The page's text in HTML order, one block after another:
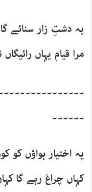
یہ دشتِ زار سنائے
مرا قیام یہاں
۔۔۔۔۔۔
یہ اختیار ہواؤں کو
کہاں چراغ رہے گا